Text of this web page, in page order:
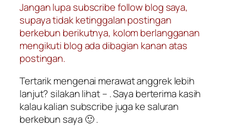
Jangan lupa subscribe follow blog saya,
supaya tidak ketinggalan postingan
berkebun berikutnya, kolom berlangganan
mengikuti blog ada dibagian kanan atas
postingan.
Tertarik mengenai merawat anggrek lebih
lanjut? silakan lihat – . Saya berterima kasih
kalau kalian subscribe juga ke saluran
berkebun saya 🙂 .